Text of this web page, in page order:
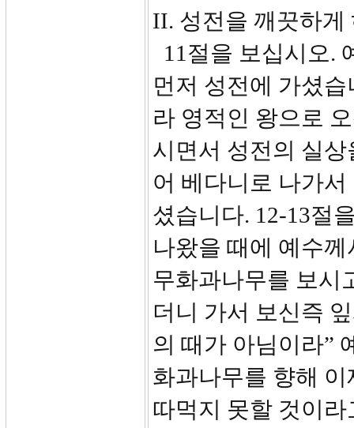
II. 성전을 깨끗하게
11절을 보십시오.
먼저 성전에 가셨
라 영적인 왕으로
시면서 성전의 실
어 베다니로 나가
셨습니다. 12-13절
나왔을 때에 예수
무화과나무를 보시
더니 가서 보신즉
의 때가 아님이라”
화과나무를 향해
따먹지 못할 것이